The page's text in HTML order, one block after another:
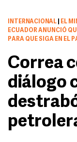
INTERNACIONAL
EL
ECUADOR ANUNCIÓ
PARA QUE SIGA EN EL
Correa
diálogo